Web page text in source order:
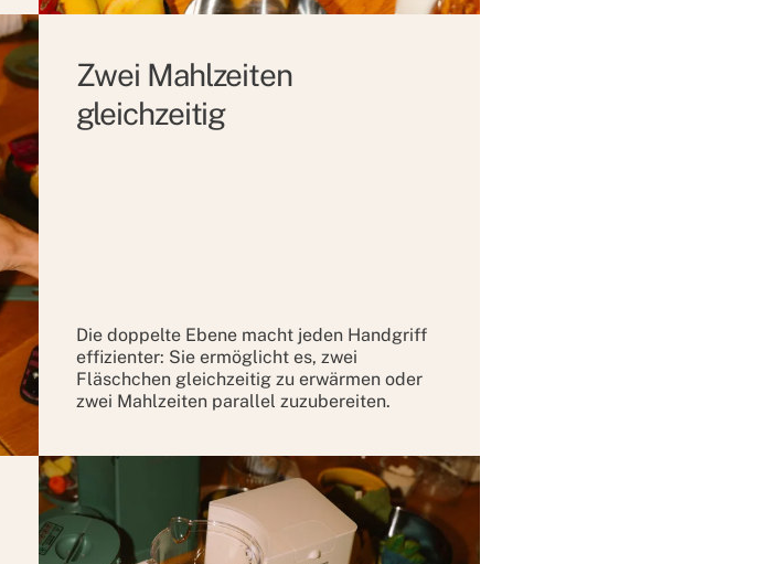
Zwei Mahlzeiten
gleichzeitig
Die doppelte Ebene macht jeden Handgriff
effizienter: Sie ermöglicht es, zwei
Fläschchen gleichzeitig zu erwärmen oder
zwei Mahlzeiten parallel zuzubereiten.